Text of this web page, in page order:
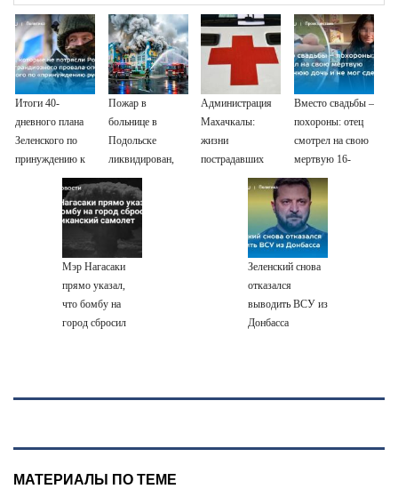
Итоги 40-
дневного плана
Зеленского по
принуждению к
ответила Россия,
полный разбор
военкора Коца
Пожар в
больнице в
Подольске
ликвидирован,
проведена
эвакуация
Администрация
Махачкалы:
жизни
пострадавших
при падении
лифта ничто не
Вместо свадьбы –
похороны: отец
смотрел на свою
мертвую 16-
летнюю дочь и не
мог сдержать
слезы
Мэр Нагасаки
прямо указал,
что бомбу на
город сбросил
Зеленский снова
отказался
выводить ВСУ из
Донбасса
МАТЕРИАЛЫ ПО ТЕМЕ